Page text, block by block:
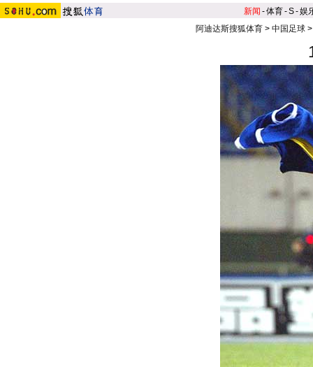
新闻 -体育-S-娱
阿迪达斯搜狐体育 >中国足球